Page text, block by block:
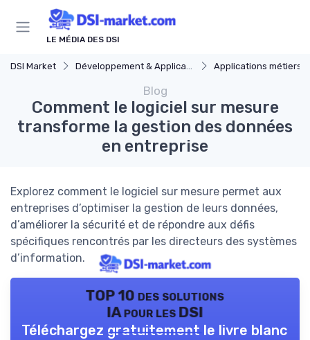
LE MÉDIA DES DSI
DSI Market Développement & Applications Applications métiers
Blog
Comment le logiciel sur mesure
transforme la gestion des données
en entreprise
Explorez comment le logiciel sur mesure permet aux
entreprises d’optimiser la gestion de leurs données,
d’améliorer la sécurité et de répondre aux défis
spécifiques rencontrés par les directeurs des systèmes
d’information.
TOP 10 des solutions
IA pour les DSI
Téléchargez gratuitement le livre blanc
Panneau de gestion des cookies